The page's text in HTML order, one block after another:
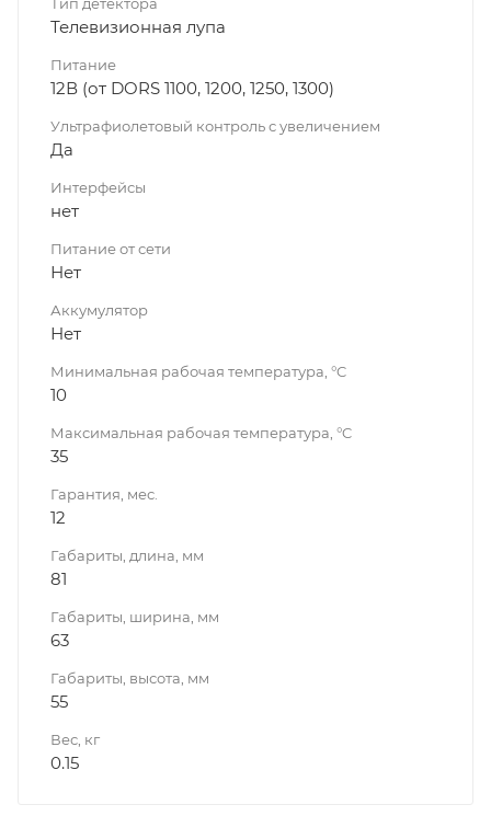
Телевизионная лупа
Питание
12В (от DORS 1100, 1200, 1250, 1300)
Ультрафиолетовый контроль с увеличением
Да
Интерфейсы
нет
Питание от сети
Нет
Аккумулятор
Нет
Минимальная рабочая температура, °C
10
Максимальная рабочая температура, °C
35
Гарантия, мес.
12
Габариты, длина, мм
81
Габариты, ширина, мм
63
Габариты, высота, мм
55
Вес, кг
0.15